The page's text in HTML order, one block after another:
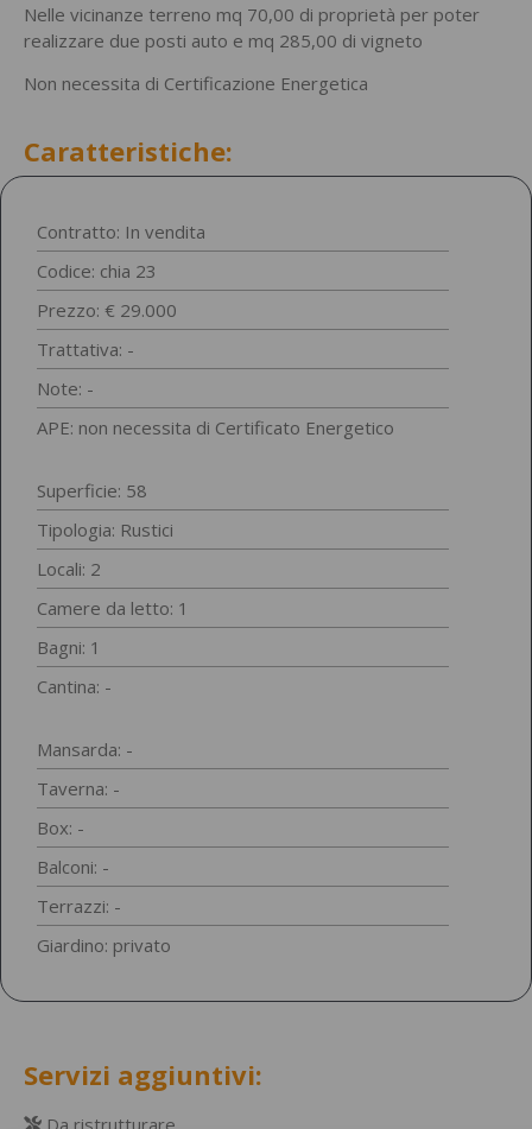
Nelle vicinanze terreno mq 70,00 di proprietà per poter
realizzare due posti auto e mq 285,00 di vigneto
Non necessita di Certificazione Energetica
Caratteristiche:
Contratto: In vendita
Codice: chia 23
Prezzo: € 29.000
Trattativa: -
Note: -
APE: non necessita di Certificato Energetico
Superficie: 58
Tipologia: Rustici
Locali: 2
Camere da letto: 1
Bagni: 1
Cantina: -
Mansarda: -
Taverna: -
Box: -
Balconi: -
Terrazzi: -
Giardino: privato
Servizi aggiuntivi:
Da ristrutturare